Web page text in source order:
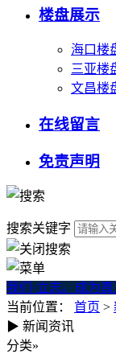
楼盘展示
海口楼
三亚楼
文昌楼
在线留言
免责声明
搜索关键字
我们·立志。成为
当前位置： 首页 >
房屋多
▶ 新闻资讯
分类»